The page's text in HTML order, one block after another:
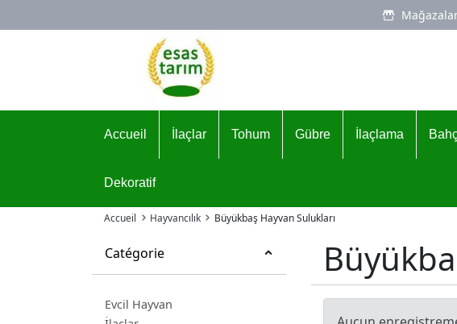
Logo
Accueil İlaçlar Tohum Gübre İlaçlama
Dekoratif
Accueil Hayvancılık Büyükbaş Hayvan Sulukları
Catégorie
Evcil Hayvan